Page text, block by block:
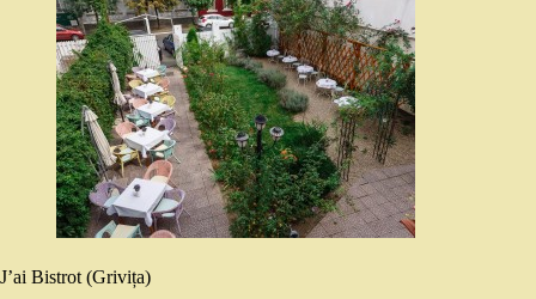
J’ai Bistrot (Grivița)